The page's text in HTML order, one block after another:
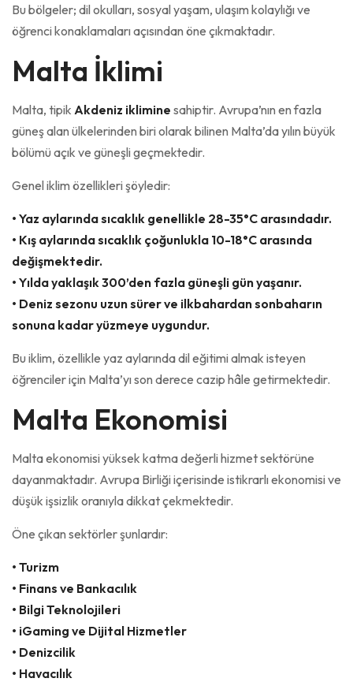
Bu bölgeler; dil okulları, sosyal yaşam, ulaşım kolaylığı ve
öğrenci konaklamaları açısından öne çıkmaktadır.
Malta İklimi
Malta, tipik Akdeniz iklimine sahiptir. Avrupa’nın en fazla
güneş alan ülkelerinden biri olarak bilinen Malta’da yılın büyük
bölümü açık ve güneşli geçmektedir.
Genel iklim özellikleri şöyledir:
• Yaz aylarında sıcaklık genellikle 28-35°C arasındadır.
• Kış aylarında sıcaklık çoğunlukla 10-18°C arasında
değişmektedir.
• Yılda yaklaşık 300’den fazla güneşli gün yaşanır.
• Deniz sezonu uzun sürer ve ilkbahardan sonbaharın
sonuna kadar yüzmeye uygundur.
Bu iklim, özellikle yaz aylarında dil eğitimi almak isteyen
öğrenciler için Malta’yı son derece cazip hâle getirmektedir.
Malta Ekonomisi
Malta ekonomisi yüksek katma değerli hizmet sektörüne
dayanmaktadır. Avrupa Birliği içerisinde istikrarlı ekonomisi ve
düşük işsizlik oranıyla dikkat çekmektedir.
Öne çıkan sektörler şunlardır:
• Turizm
• Finans ve Bankacılık
• Bilgi Teknolojileri
• iGaming ve Dijital Hizmetler
• Denizcilik
• Havacılık